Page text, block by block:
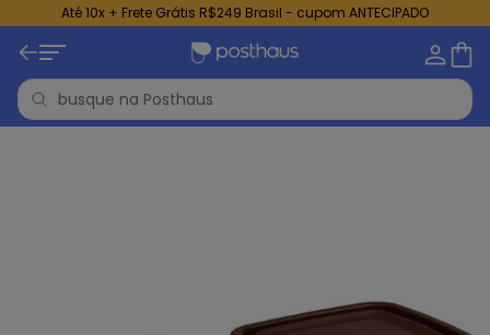
Até 10x + Frete Grátis R$249 Brasil - cupom ANTECIPADO